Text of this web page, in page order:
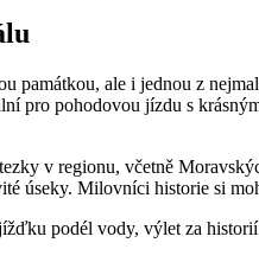
památkou, ale i jednou z
pro pohodovou jízdu s
v regionu, včetně
úseky. Milovníci historie si
podél vody, výlet za